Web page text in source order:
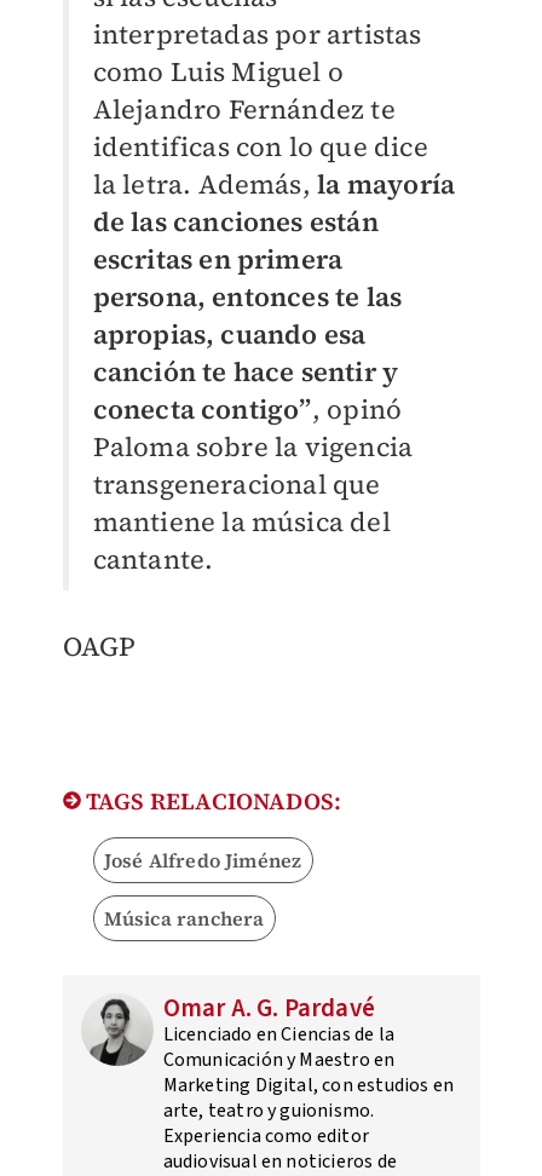
interpretadas por artistas
como Luis Miguel o
Alejandro Fernández te
identificas con lo que dice
la letra. Además,la mayoría
de las canciones están
escritas en primera
persona, entonces te las
apropias, cuando esa
canción te hace sentir y
conecta contigo”, opinó
Paloma sobre la vigencia
transgeneracional que
mantiene la música del
cantante.
OAGP
TAGS RELACIONADOS:
José Alfredo Jiménez
Música ranchera
Omar A. G. Pardavé
Licenciado en Ciencias de la
Comunicación y Maestro en
Marketing Digital, con estudios en
arte, teatro y guionismo.
Experiencia como editor
audiovisual en noticieros de